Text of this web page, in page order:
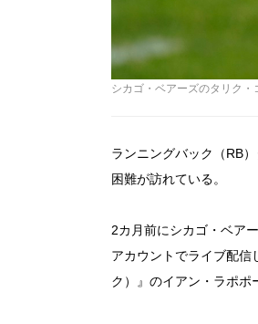
シカゴ・ベアーズのタリク・
ランニングバック（RB
困難が訪れている。
2カ月前にシカゴ・ベア
アカウントでライブ配信
ク）』のイアン・ラポポ